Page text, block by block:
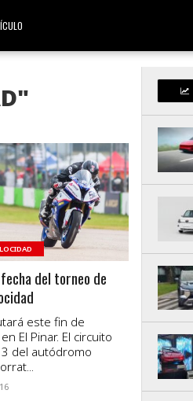
VER NOTA
del torneo de
este fin de
El Pinar. El circuito
del autódromo